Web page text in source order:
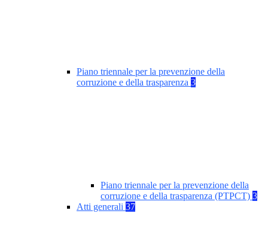
Piano triennale per la prevenzione della
corruzione e della trasparenza 3
Piano triennale per la prevenzione della
corruzione e della trasparenza (PTPCT) 3
Atti generali 37